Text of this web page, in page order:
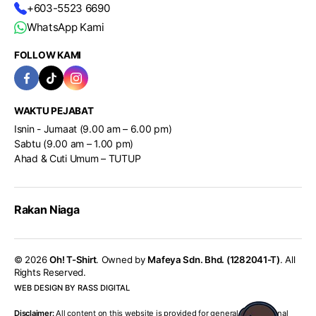
+603-5523 6690
WhatsApp Kami
FOLLOW KAMI
WAKTU PEJABAT
Isnin - Jumaat (9.00 am – 6.00 pm)
Sabtu (9.00 am – 1.00 pm)
Ahad & Cuti Umum – TUTUP
Rakan Niaga
© 2026Oh! T-Shirt. Owned by Mafeya Sdn. Bhd. (1282041-T). All
Rights Reserved.
WEB DESIGN BY RASS DIGITAL
Disclaimer:All content on this website is provided for general informational